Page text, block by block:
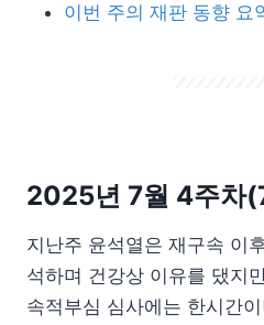
이번 주의 재판 동향 요
2025년 7월 4주차
지난주 윤석열은 재구속 이
석하며 건강상 이유를 댔지
속적부심 심사에는 한시간